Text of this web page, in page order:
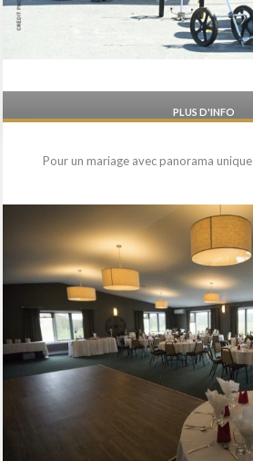
PLUS D'INFO
Pour un mariage avec panorama unique